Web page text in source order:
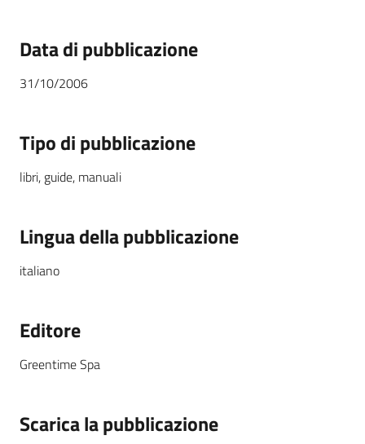
Data di pubblicazione
31/10/2006
Tipo di pubblicazione
libri, guide, manuali
Lingua della pubblicazione
italiano
Editore
Greentime Spa
Scarica la pubblicazione